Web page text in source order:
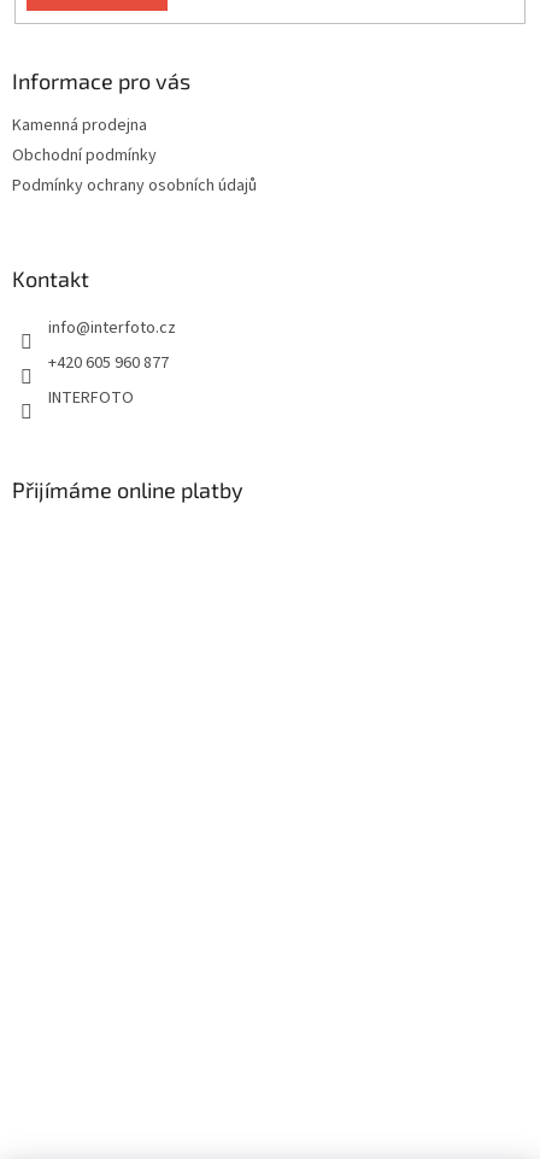
Informace pro vás
Kamenná prodejna
Obchodní podmínky
Podmínky ochrany osobních údajů
Kontakt
info@interfoto.cz
+420 605 960 877
INTERFOTO
Přijímáme online platby